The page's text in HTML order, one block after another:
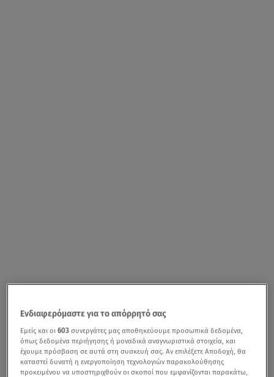
Ενδιαφερόμαστε για το απόρρητό σας
Εμείς και οι603 συνεργάτες μας αποθηκεύουμε προσωπικά δεδομένα,
όπως δεδομένα περιήγησης ή μοναδικά αναγνωριστικά στοιχεία, και
έχουμε πρόσβαση σε αυτά στη συσκευή σας. Αν επιλέξετε Αποδοχή, θα
καταστεί δυνατή η ενεργοποίηση τεχνολογιών παρακολούθησης
προκειμένου να υποστηριχθούν οι σκοποί που εμφανίζονται παρακάτω,